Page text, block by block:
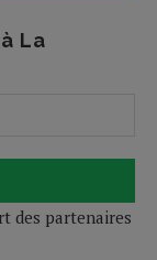
La
des partenaires